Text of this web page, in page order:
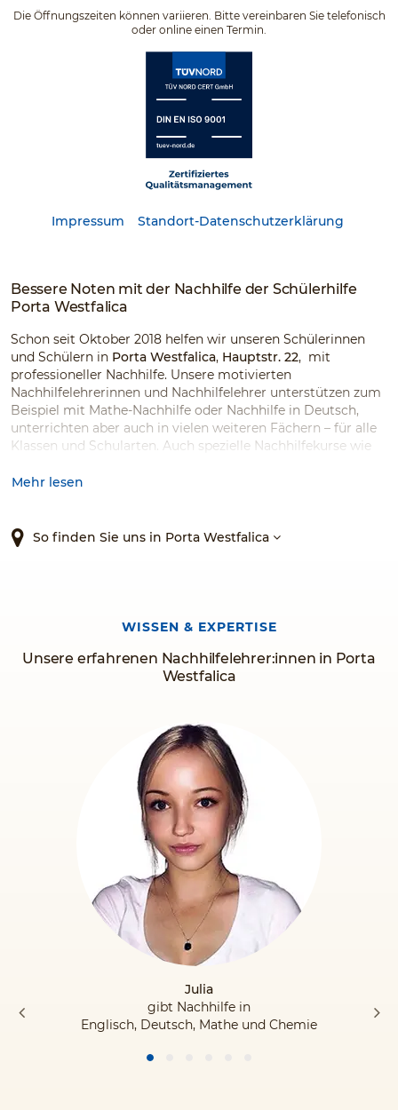
Die Öffnungszeiten können variieren. Bitte vereinbaren Sie telefonisch
oder online einen Termin.
Impressum Standort-Datenschutzerklärung
Bessere Noten mit der Nachhilfe der Schülerhilfe
Porta Westfalica
Schon seit Oktober 2018 helfen wir unseren Schülerinnen
und Schülern in Porta Westfalica, Hauptstr. 22, mit
professioneller Nachhilfe. Unsere motivierten
Nachhilfelehrerinnen und Nachhilfelehrer unterstützen zum
Beispiel mit Mathe-Nachhilfe oder Nachhilfe in Deutsch,
unterrichten aber auch in vielen weiteren Fächern – für alle
Klassen und Schularten. Auch spezielle Nachhilfekurse wie
Angebot.
Mehr lesen
So finden Sie uns in Porta Westfalica
Unsere erfahrenen Nachhilfelehrer:innen in Porta
Westfalica
WISSEN & EXPERTISE
Julia
gibt Nachhilfe in
Englisch, Deutsch, Mathe und Chemie